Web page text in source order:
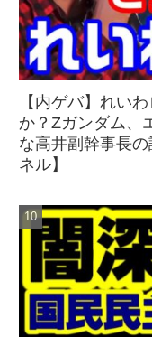
【内ゲバ】れい
か？Zガンダム、
な高井副幹事長
ネル】